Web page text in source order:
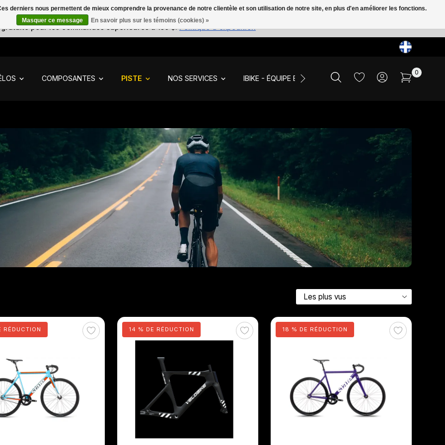
pour les commandes supérieures à 150 $.Politique d'expédition
COMPOSANTES PISTE NOS SERVICES IBIKE - ÉQUIPE ET ÉVÉNEMENTS LIQUIDATION
0
RÉDUCTION 14 % DE RÉDUCTION 18 % DE RÉDUCTION
derniers nous permettent de mieux comprendre la provenance de notre clientèle et son utilisation de notre site, en plus d'en améliorer les fonctions.
Masquer ce message
En savoir plus sur les témoins (cookies) »